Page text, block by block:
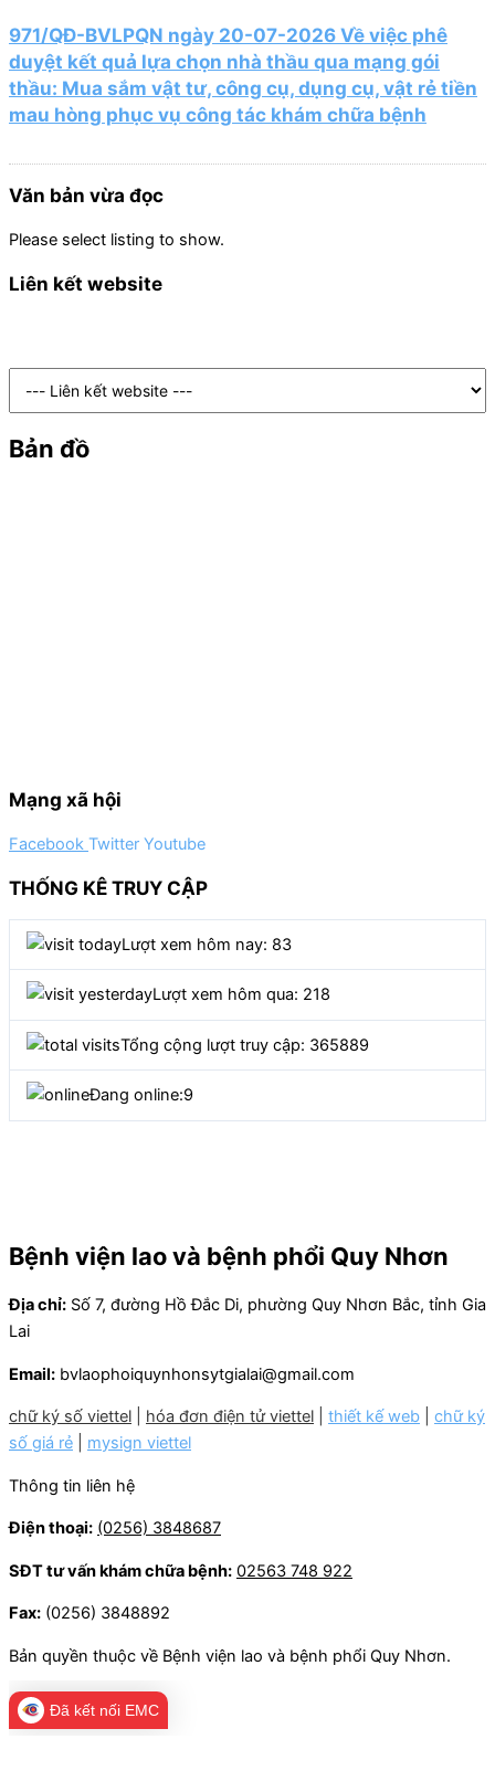
971/QĐ-BVLPQN ngày 20-07-2026 Về việc phê
duyệt kết quả lựa chọn nhà thầu qua mạng gói
thầu: Mua sắm vật tư, công cụ, dụng cụ, vật rẻ tiền
mau hòng phục vụ công tác khám chữa bệnh
Văn bản vừa đọc
Please select listing to show.
Liên kết website
Bản đồ
Mạng xã hội
Facebook Twitter Youtube
THỐNG KÊ TRUY CẬP
Lượt xem hôm nay: 83
Lượt xem hôm qua: 218
Tổng cộng lượt truy cập: 365889
Đang online:9
Bệnh viện lao và bệnh phổi Quy Nhơn
Địa chỉ: Số 7, đường Hồ Đắc Di, phường Quy Nhơn Bắc, tỉnh Gia
Lai
Email: bvlaophoiquynhonsytgialai@gmail.com
chữ ký số viettel hóa đơn điện tử viettel thiết kế web
chữ ký
số giá rẻ
mysign viettel
Thông tin liên hệ
Điện thoại: (0256) 3848687
SĐT tư vấn khám chữa bệnh: 02563 748 922
Fax: (0256) 3848892
Bản quyền thuộc về Bệnh viện lao và bệnh phổi Quy Nhơn.
Đã kết nối EMC